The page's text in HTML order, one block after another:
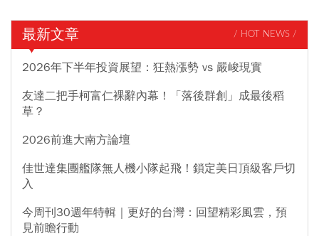
最新文章 / HOT NEWS /
2026年下半年投資展望：狂熱漲勢 vs 嚴峻現實
友達二把手柯富仁裸辭內幕！「落後群創」成最後稻
草？
2026前進大南方論壇
佳世達集團艦隊無人機小隊起飛！鎖定美日頂級客戶切
入
今周刊30週年特輯｜更好的台灣：回望精彩風雲，預
見前瞻行動